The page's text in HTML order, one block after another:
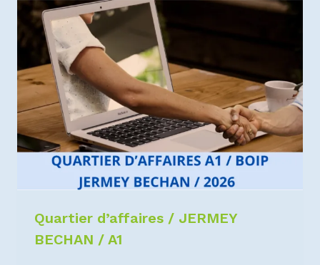
Quartier d’affaires / JERMEY
BECHAN / A1